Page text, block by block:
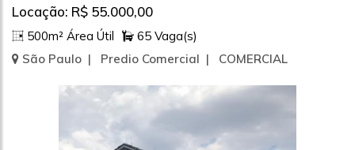
Locação: R$ 55.000,00
500m² Área Útil
65 Vaga(s)
São Paulo | Predio Comercial | COMERCIAL